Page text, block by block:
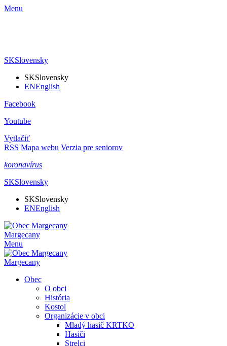
Menu
SKSlovensky
SKSlovensky
ENEnglish
Facebook
Youtube
Vytlačiť
RSS Mapa webu Verzia pre seniorov
koronavírus
SKSlovensky
SKSlovensky
ENEnglish
Margecany
Menu
Margecany
Obec
O obci
História
Kostol
Organizácie v obci
Mladý hasič KRTKO
Hasiči
Strelci